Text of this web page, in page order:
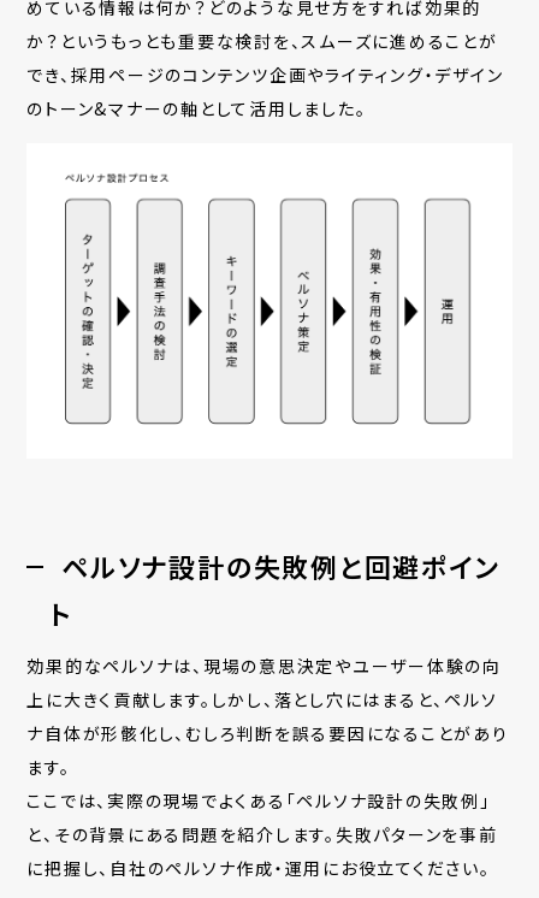
めている情報は何か？どのような見せ方をすれば効果的
か？というもっとも重要な検討を、スムーズに進めることが
でき、採用ページのコンテンツ企画やライティング・デザイン
のトーン&マナーの軸として活用しました。
ペルソナ設計の失敗例と回避ポイン
ト
効果的なペルソナは、現場の意思決定やユーザー体験の向
上に大きく貢献します。しかし、落とし穴にはまると、ペルソ
ナ自体が形骸化し、むしろ判断を誤る要因になることがあり
ます。
ここでは、実際の現場でよくある「ペルソナ設計の失敗例」
と、その背景にある問題を紹介します。失敗パターンを事前
に把握し、自社のペルソナ作成・運用にお役立てください。